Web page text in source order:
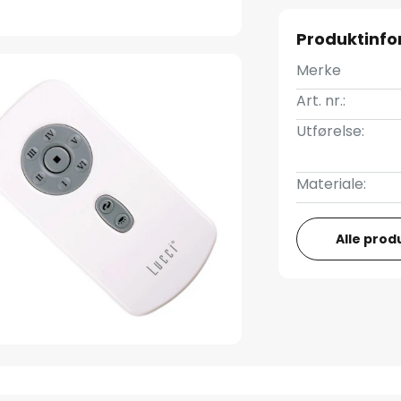
Merke
Art. nr.:
Utførelse:
Materiale:
Alle